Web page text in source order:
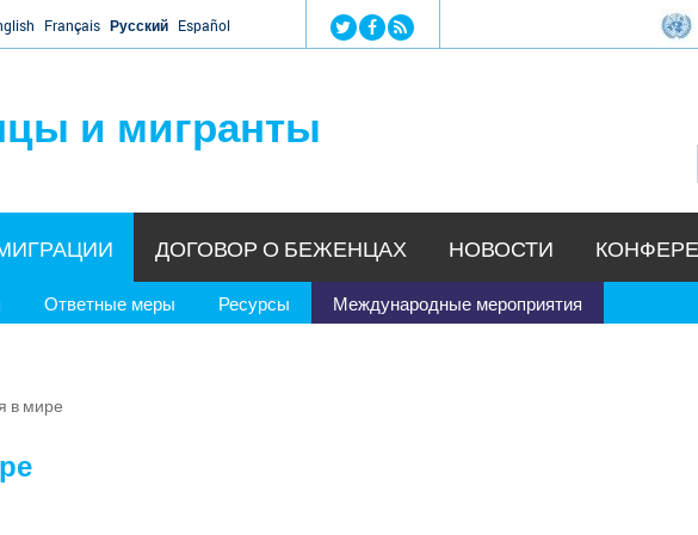
Jump to navigation
Français Русский Español
и мигранты
Ответные меры Ресурсы Международные мероприятия
ДОГОВОР О БЕЖЕНЦАХ НОВОСТИ
в мире